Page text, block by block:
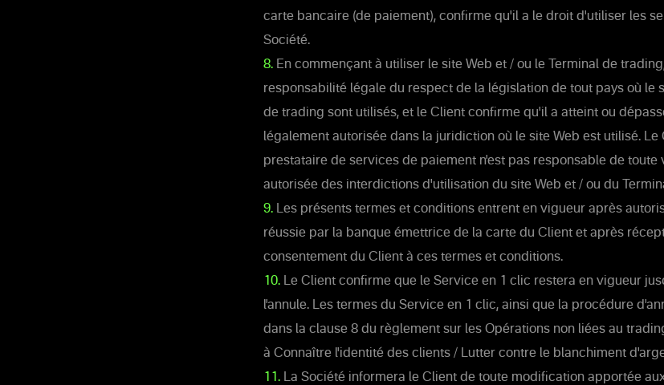
carte bancaire (de paiement), confirme qu'il a le droit d'utiliser les
Société.
8. En commençant à utiliser le site Web et / ou le Terminal de
responsabilité légale du respect de la législation de tout pays où le
de trading sont utilisés, et le Client confirme qu'il a atteint ou
légalement autorisée dans la juridiction où le site Web est utilisé.
prestataire de services de paiement n'est pas responsable de toute
autorisée des interdictions d'utilisation du site Web et / ou du
9. Les présents termes et conditions entrent en vigueur après
réussie par la banque émettrice de la carte du Client et après
consentement du Client à ces termes et conditions.
10. Le Client confirme que le Service en 1 clic restera en vigueur
l'annule. Les termes du Service en 1 clic, ainsi que la procédure
dans la clause 8 du règlement sur les Opérations non liées au
à Connaître l'identité des clients / Lutter contre le blanchiment
11. La Société informera le Client de toute modification apportée